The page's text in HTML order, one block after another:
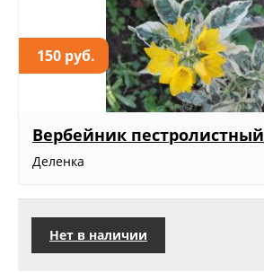
150 руб.
Вербейник пестролистный
Деленка
Нет в наличии